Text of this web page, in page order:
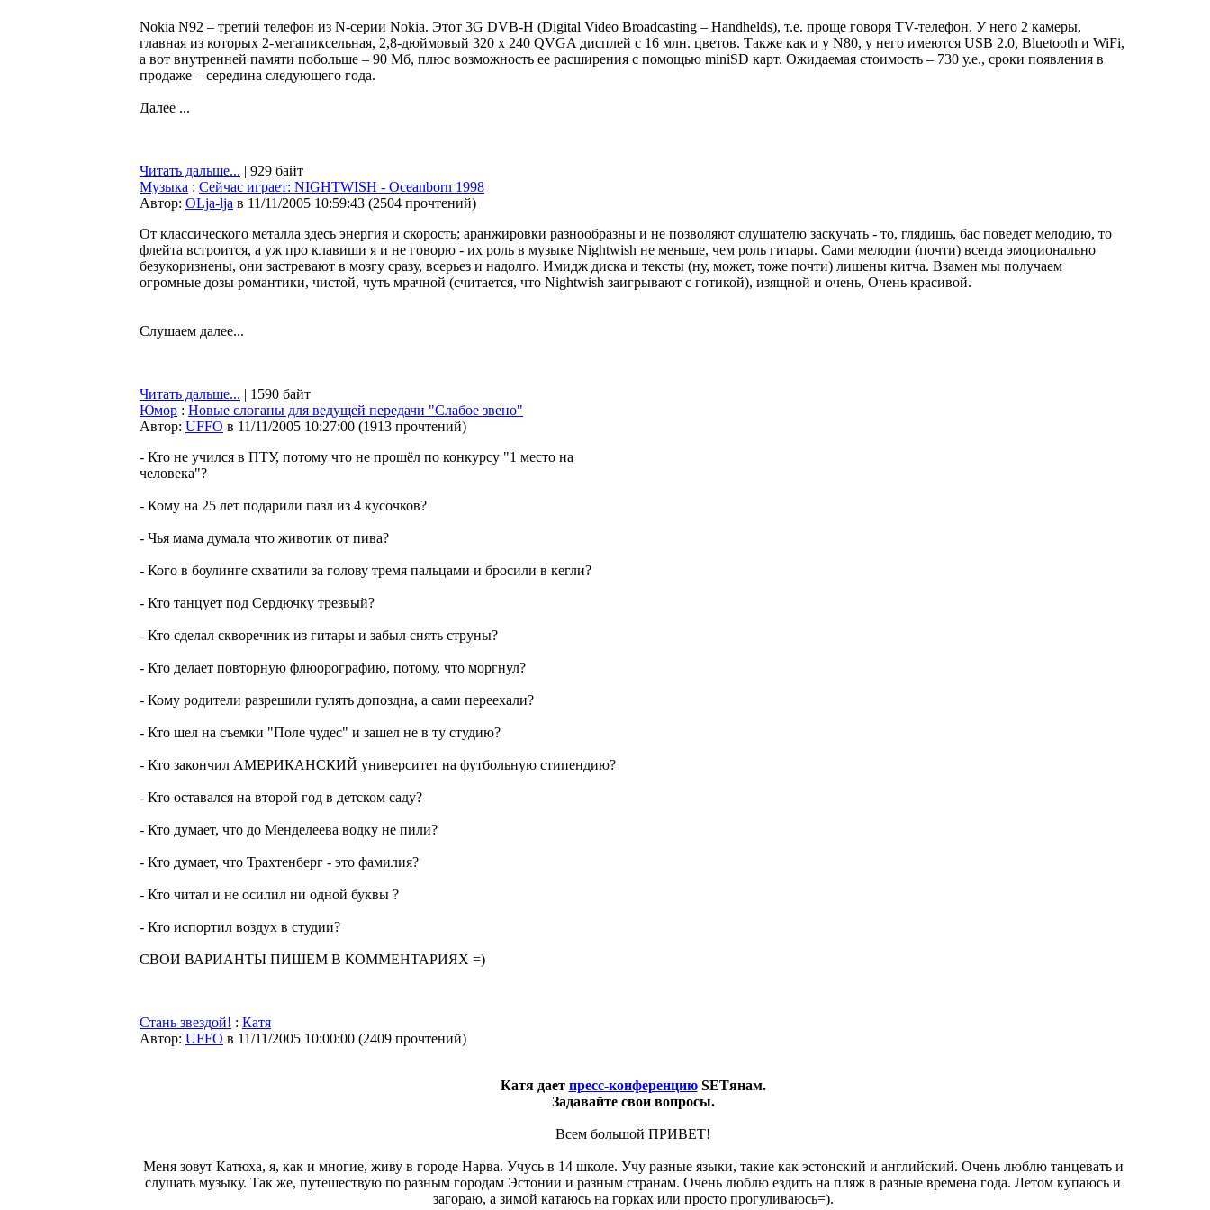
Nokia N92 – третий телефон из N-серии Nokia. Этот 3G DVB-H (Digital Video Broadcasting – Handhelds), т.е. проще говоря TV-телефон. У него 2 камеры,
главная из которых 2-мегапиксельная, 2,8-дюймовый 320 х 240 QVGA дисплей с 16 млн. цветов. Также как и у N80, у него имеются USB 2.0, Bluetooth и WiFi,
а вот внутренней памяти побольше – 90 Мб, плюс возможность ее расширения с помощью miniSD карт. Ожидаемая стоимость – 730 у.е., сроки появления в
продаже – середина следующего года.
Далее ...
Читать дальше... | 929 байт
Музыка : Сейчас играет: NIGHTWISH - Oceanborn 1998
Автор: OLja-lja в 11/11/2005 10:59:43 (2504 прочтений)
От классического металла здесь энергия и скорость; аранжировки разнообразны и не позволяют слушателю заскучать - то, глядишь, бас поведет мелодию, то
флейта встроится, а уж про клавиши я и не говорю - их роль в музыке Nightwish не меньше, чем роль гитары. Сами мелодии (почти) всегда эмоционально
безукоризнены, они застревают в мозгу сразу, всерьез и надолго. Имидж диска и тексты (ну, может, тоже почти) лишены китча. Взамен мы получаем
огромные дозы романтики, чистой, чуть мрачной (считается, что Nightwish заигрывают с готикой), изящной и очень, Очень красивой.
Слушаем далее...
Читать дальше... | 1590 байт
Юмор : Hовые слоганы для ведущей передачи "Слабое звено"
Автор: UFFO в 11/11/2005 10:27:00 (1913 прочтений)
- Кто не учился в ПТУ, потому что не прошёл по конкурсу "1 место на
человека"?
- Кому на 25 лет подарили пазл из 4 кусочков?
- Чья мама думала что животик от пива?
- Кого в боулинге схватили за голову тремя пальцами и бросили в кегли?
- Кто танцует под Сердючку трезвый?
- Кто сделал скворечник из гитары и забыл снять струны?
- Кто делает повторную флюорографию, потому, что моргнул?
- Кому родители разрешили гулять допоздна, а сами переехали?
- Кто шел на съемки "Поле чудес" и зашел не в ту студию?
- Кто закончил АМЕРИКАНСКИЙ университет на футбольную стипендию?
- Кто оставался на второй год в детском саду?
- Кто думает, что до Менделеева водку не пили?
- Кто думает, что Трахтенберг - это фамилия?
- Кто читал и не осилил ни одной буквы ?
- Кто испортил воздух в студии?
СВОИ ВАРИАНТЫ ПИШЕМ В КОММЕНТАРИЯХ =)
Стань звездой! : Катя
Автор: UFFO в 11/11/2005 10:00:00 (2409 прочтений)
Катя дает пресс-конференциюSETянам.
Задавайте свои вопросы.
Всем большой ПРИВЕТ!
Меня зовут Катюха, я, как и многие, живу в городе Нарва. Учусь в 14 школе. Учу разные языки, такие как эстонский и английский. Очень люблю танцевать и
слушать музыку. Так же, путешествую по разным городам Эстонии и разным странам. Очень люблю ездить на пляж в разные времена года. Летом купаюсь и
загораю, а зимой катаюсь на горках или просто прогуливаюсь=).